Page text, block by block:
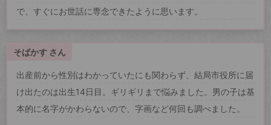
で、すぐにお世話に専念できたように思います。
そばかす さん
出産前から性別はわかっていたにも関わらず、結局市役所に届
け出たのは出生14日目。ギリギリまで悩みました。男の子は基
本的に名字がかわらないので、字画など何回も調べました。